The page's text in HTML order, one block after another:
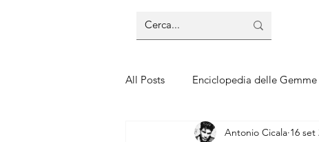
All Posts Enciclopedia delle Gemme
Guide sui gioielli Guide sui
Antonio Cicala 16 set